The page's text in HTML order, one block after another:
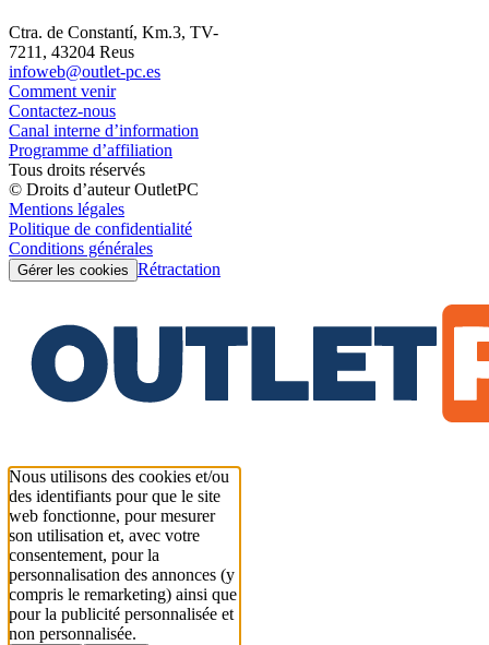
Ctra. de Constantí, Km.3, TV-
7211, 43204 Reus
infoweb@outlet-pc.es
Comment venir
Contactez-nous
Canal interne d’information
Programme d’affiliation
Tous droits réservés
© Droits d’auteur OutletPC
Mentions légales
Politique de confidentialité
Conditions générales
Gérer les cookies Rétractation
Nous utilisons des cookies et/ou
des identifiants pour que le site
web fonctionne, pour mesurer
son utilisation et, avec votre
consentement, pour la
personnalisation des annonces (y
compris le remarketing) ainsi que
pour la publicité personnalisée et
non personnalisée.